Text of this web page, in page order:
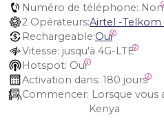
Numéro de téléphone: Non
2 Opérateurs:
Rechargeable:Oui
Vitesse: jusqu'à 4G-LTE
Hotspot: Oui
Activation dans: 180 jours
Commencer:
Kenya